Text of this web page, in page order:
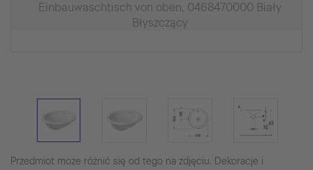
Einbauwaschtisch von oben, 0468470000 Biały
Błyszczący
Przedmiot może różnić się od tego na zdjęciu. Dekoracje i